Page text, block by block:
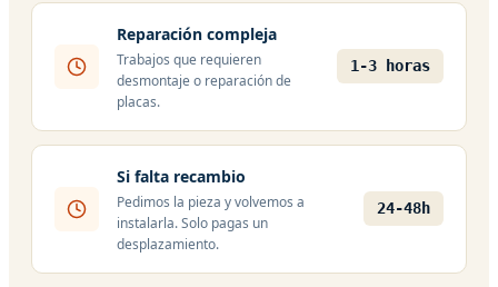
Reparación compleja
Trabajos que requieren
desmontaje o reparación de
placas.
1-3 horas
Si falta recambio
Pedimos la pieza y volvemos a
instalarla. Solo pagas un
desplazamiento.
24-48h